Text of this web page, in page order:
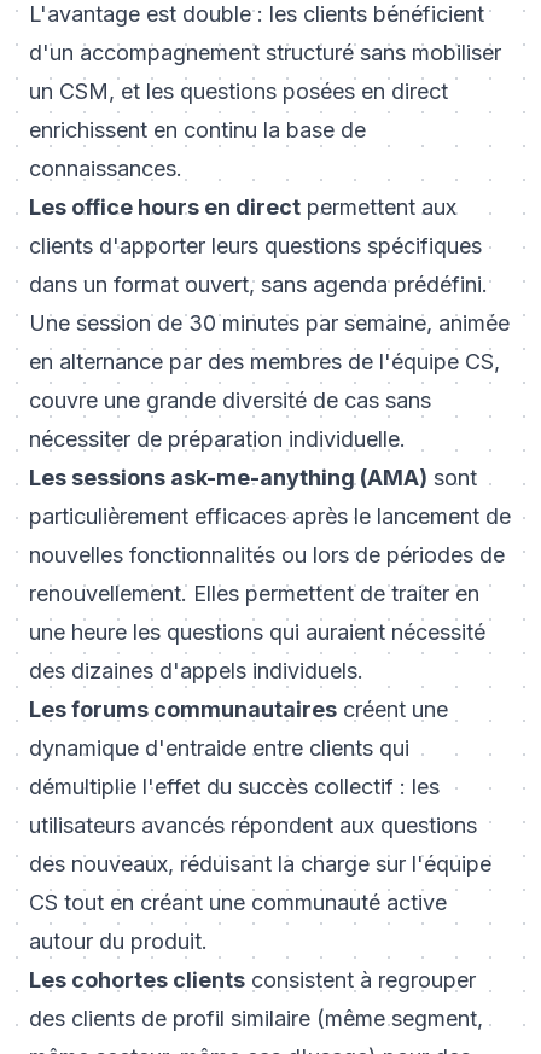
L'avantage est double : les clients bénéficient
d'un accompagnement structuré sans mobiliser
un CSM, et les questions posées en direct
enrichissent en continu la base de
connaissances.
Les office hours en direct permettent aux
clients d'apporter leurs questions spécifiques
dans un format ouvert, sans agenda prédéfini.
Une session de 30 minutes par semaine, animée
en alternance par des membres de l'équipe CS,
couvre une grande diversité de cas sans
nécessiter de préparation individuelle.
Les sessions ask-me-anything (AMA) sont
particulièrement efficaces après le lancement de
nouvelles fonctionnalités ou lors de périodes de
renouvellement. Elles permettent de traiter en
une heure les questions qui auraient nécessité
des dizaines d'appels individuels.
Les forums communautaires créent une
dynamique d'entraide entre clients qui
démultiplie l'effet du succès collectif : les
utilisateurs avancés répondent aux questions
des nouveaux, réduisant la charge sur l'équipe
CS tout en créant une communauté active
autour du produit.
Les cohortes clients consistent à regrouper
des clients de profil similaire (même segment,